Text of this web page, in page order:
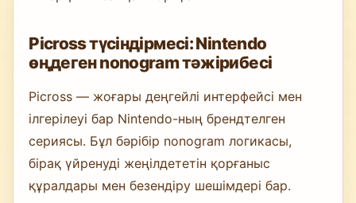
Picross түсіндірмесі: Nintendo
өңдеген nonogram тәжірибесі
Picross — жоғары деңгейлі интерфейсі мен
ілгерілеуі бар Nintendo-ның брендтелген
сериясы. Бұл бәрібір nonogram логикасы,
бірақ үйренуді жеңілдететін қорғаныс
құралдары мен безендіру шешімдері бар.